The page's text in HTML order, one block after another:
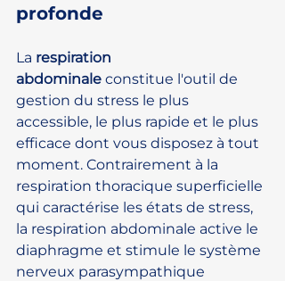
profonde
La respiration
abdominale constitue l'outil de
gestion du stress le plus
accessible, le plus rapide et le plus
efficace dont vous disposez à tout
moment. Contrairement à la
respiration thoracique superficielle
qui caractérise les états de stress,
la respiration abdominale active le
diaphragme et stimule le système
nerveux parasympathique